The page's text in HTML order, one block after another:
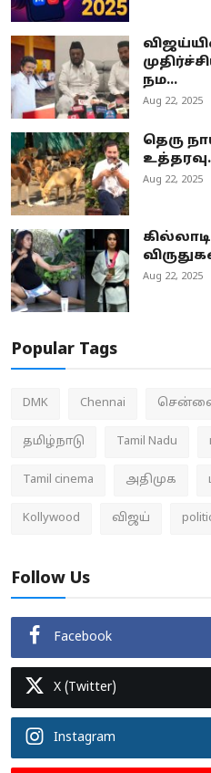
நம...
Aug 22, 2025
தெரு
Aug 22, 2025
Aug 22, 2025
Popular Tags
DMK Chennai
தமிழ்நாடு Tamil Nadu
Tamil cinema அதிமுக
Kollywood விஜய்
Follow Us
Facebook
X (Twitter)
Instagram